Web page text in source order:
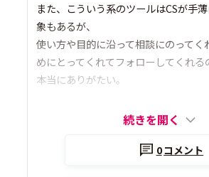
また、こういう系のツールはCSが手
象もあるが、
使い方や目的に沿って相談にのってく
めにとってくれてフォローしてくれる
本当にありがたい。
続きを開く
0コメント